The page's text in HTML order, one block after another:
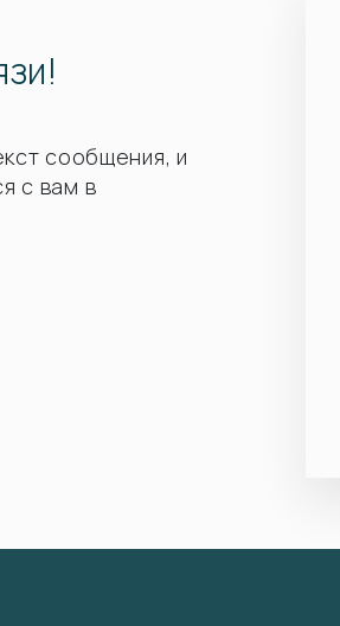
сообщения, и
с вам в